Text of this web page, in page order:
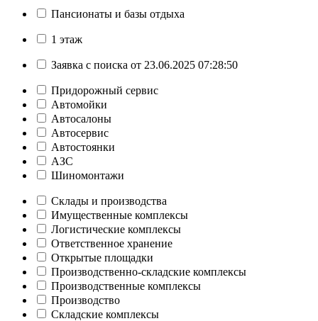
Пансионаты и базы отдыха
1 этаж
Заявка с поиска от 23.06.2025 07:28:50
Придорожный сервис
Автомойки
Автосалоны
Автосервис
Автостоянки
АЗС
Шиномонтажи
Склады и производства
Имущественные комплексы
Логистические комплексы
Ответственное хранение
Открытые площадки
Производственно-складские комплексы
Производственные комплексы
Производство
Складские комплексы